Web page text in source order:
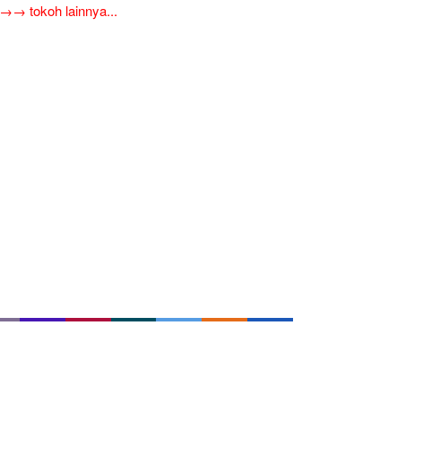
→→ tokoh lainnya...